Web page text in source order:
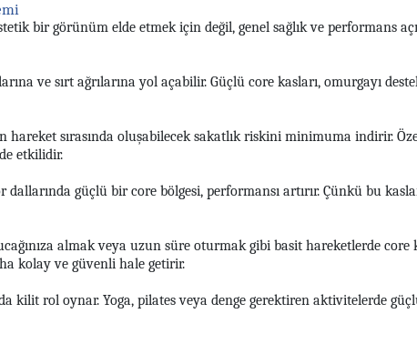
bir görünüm elde etmek için değil, genel sağlık ve performans
ve sırt ağrılarına yol açabilir. Güçlü core kasları, omurgayı
hareket sırasında oluşabilecek sakatlık riskini minimuma indirir.
etkilidir.
dallarında güçlü bir core bölgesi, performansı artırır. Çünkü bu
almak veya uzun süre oturmak gibi basit hareketlerde core
kolay ve güvenli hale getirir.
kilit rol oynar. Yoga, pilates veya denge gerektiren aktivitelerde